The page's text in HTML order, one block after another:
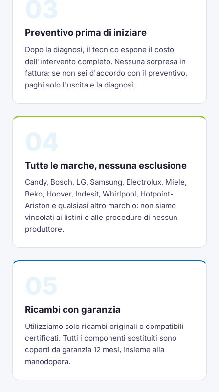
Preventivo prima di iniziare
Dopo la diagnosi, il tecnico espone il costo
dell'intervento completo. Nessuna sorpresa in
fattura: se non sei d'accordo con il preventivo,
paghi solo l'uscita e la diagnosi.
Tutte le marche, nessuna esclusione
Candy, Bosch, LG, Samsung, Electrolux, Miele,
Beko, Hoover, Indesit, Whirlpool, Hotpoint-
Ariston e qualsiasi altro marchio: non siamo
vincolati ai listini o alle procedure di nessun
produttore.
Ricambi con garanzia
Utilizziamo solo ricambi originali o compatibili
certificati. Tutti i componenti sostituiti sono
coperti da garanzia 12 mesi, insieme alla
manodopera.